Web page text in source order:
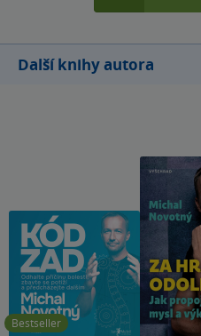
Další knihy autora
Bestseller